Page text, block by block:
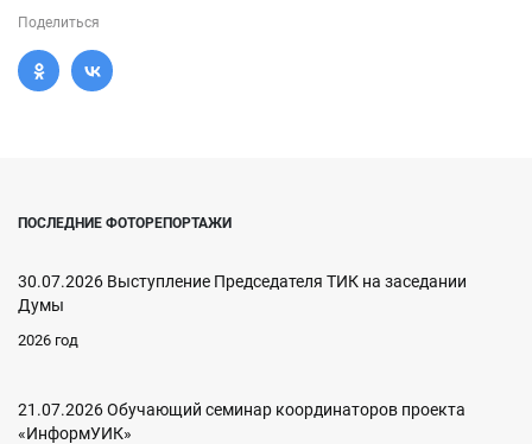
Поделиться
ПОСЛЕДНИЕ ФОТОРЕПОРТАЖИ
30.07.2026 Выступление Председателя ТИК на заседании
Думы
2026 год
21.07.2026 Обучающий семинар координаторов проекта
«ИнформУИК»